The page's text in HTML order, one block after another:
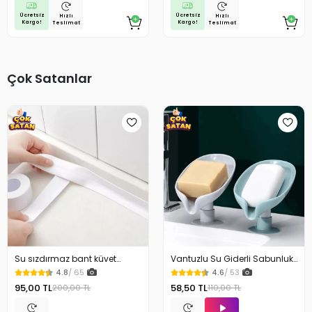
Ücretsiz
Kargo!
Hızlı
Teslimat
Ücretsiz
Kargo!
Hızlı
Teslimat
Çok Satanlar
Su sızdırmaz bant küvet
Tezgah tamir bandı
4.8/ 65
95,00 TL200,00 TL
Vantuzlu Su Giderli Sabunluk
Kaymaz 4.6/ 53
58,50 TL110,00 TL